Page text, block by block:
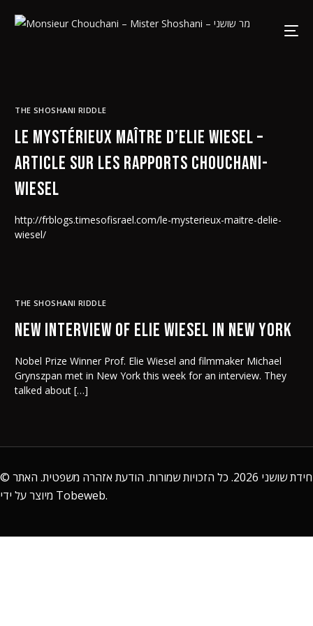
THE SHOSHANI RIDDLE
Le mystérieux Maître d’Elie Wiesel –
article sur les rapports Chouchani-
Wiesel
http://frblogs.timesofisrael.com/le-mysterieux-maitre-delie-
wiesel/
THE SHOSHANI RIDDLE
New Interview of Elie Wiesel in New York
Nobel Prize Winner Prof. Elie Wiesel and filmmaker Michael
Grynszpan met in New York this week for an interview. They
talked about […]
© חידת שושני הודעת אזהרה משפטית. האתר
Tobeweb.